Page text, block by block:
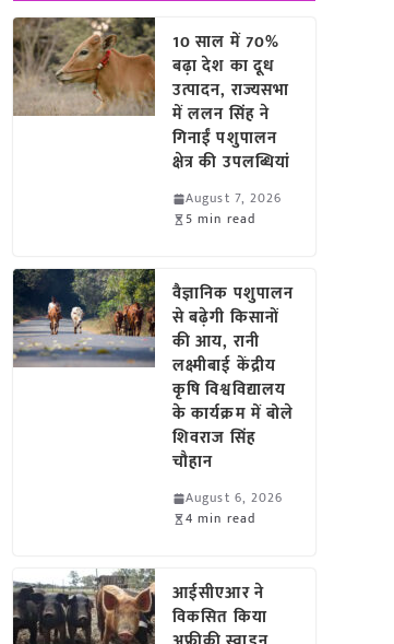
10 साल में 70%
बढ़ा देश का दूध
उत्पादन, राज्यसभा
में ललन सिंह ने
गिनाईं पशुपालन
क्षेत्र की उपलब्धियां
August 7, 2026
5 min read
वैज्ञानिक पशुपालन
से बढ़ेगी किसानों
की आय, रानी
लक्ष्मीबाई केंद्रीय
कृषि विश्वविद्यालय
के कार्यक्रम में बोले
शिवराज सिंह
चौहान
August 6, 2026
4 min read
आईसीएआर ने
विकसित किया